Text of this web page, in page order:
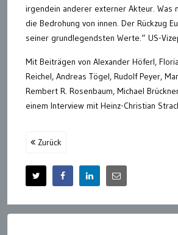
irgendein anderer externer Akteur. Was
die Bedrohung von innen. Der Rückzug
seiner grundlegendsten Werte.“ US-
Mit Beiträgen von Alexander Höferl,
Reichel, Andreas Tögel, Rudolf Peyer,
Rembert R. Rosenbaum, Michael
einem Interview mit Heinz-Christian
Zurück